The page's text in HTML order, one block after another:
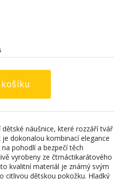
náušnice, které rozzáří tvář
dokonalou kombinací elegance
pohodlí a bezpečí těch
vyrobeny ze čtrnáctikarátového
kvalitní materiál je známý svým
citlivou dětskou pokožku. Hladký